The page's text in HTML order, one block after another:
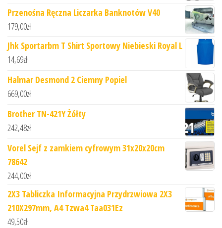
Przenośna Ręczna Liczarka Banknotów V40
179,00zł
Jhk Sportarbm T Shirt Sportowy Niebieski Royal L
14,69zł
Halmar Desmond 2 Ciemny Popiel
669,00zł
Brother TN-421Y Żółty
242,48zł
Vorel Sejf z zamkiem cyfrowym 31x20x20cm
78642
244,00zł
2X3 Tabliczka Informacyjna Przydrzwiowa 2X3
210X297mm, A4 Tzwa4 Taa031Ez
49,50zł